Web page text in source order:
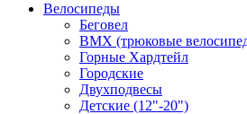
Велосипеды
Беговел
ВМХ (трюковые
Горные Хардтейл
Городские
Двухподвесы
Детские (12"-20")